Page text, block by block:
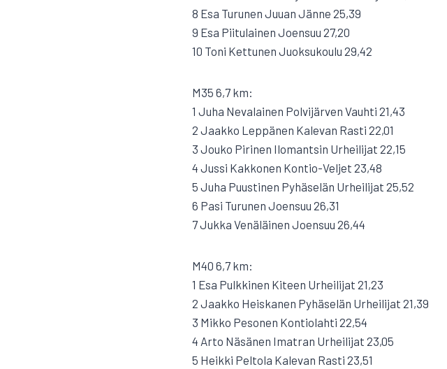
8 Esa Turunen Juuan Jänne 25,39
9 Esa Piitulainen Joensuu 27,20
10 Toni Kettunen Juoksukoulu 29,42
M35 6,7 km:
1 Juha Nevalainen Polvijärven Vauhti 21,43
2 Jaakko Leppänen Kalevan Rasti 22,01
3 Jouko Pirinen Ilomantsin Urheilijat 22,15
4 Jussi Kakkonen Kontio-Veljet 23,48
5 Juha Puustinen Pyhäselän Urheilijat 25,52
6 Pasi Turunen Joensuu 26,31
7 Jukka Venäläinen Joensuu 26,44
M40 6,7 km:
1 Esa Pulkkinen Kiteen Urheilijat 21,23
2 Jaakko Heiskanen Pyhäselän Urheilijat 21,39
3 Mikko Pesonen Kontiolahti 22,54
4 Arto Näsänen Imatran Urheilijat 23,05
5 Heikki Peltola Kalevan Rasti 23,51